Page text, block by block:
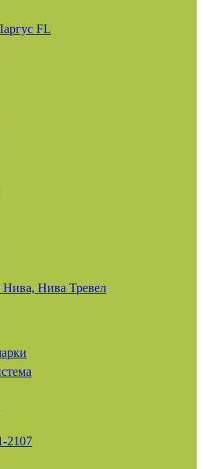
FL
Нива Тревел
2107